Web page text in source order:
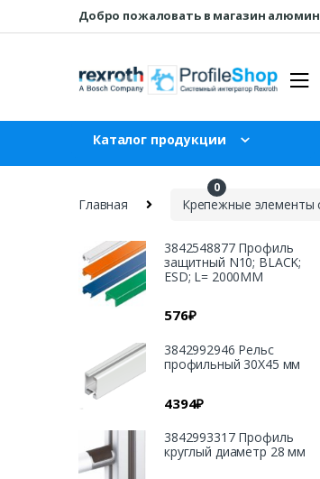
к
к
Добро пожаловать в магазин
Каталог продукции
0
Главная Крепежные элементы
3842548877 Профиль
защитный N10; BLACK;
ESD; L= 2000MM
576₽
3842992946 Рельс
профильный 30X45 мм
4394₽
3842993317 Профиль
круглый диаметр 28 мм